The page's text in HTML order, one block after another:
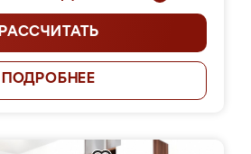
РАССЧИТАТЬ
ПОДРОБНЕЕ